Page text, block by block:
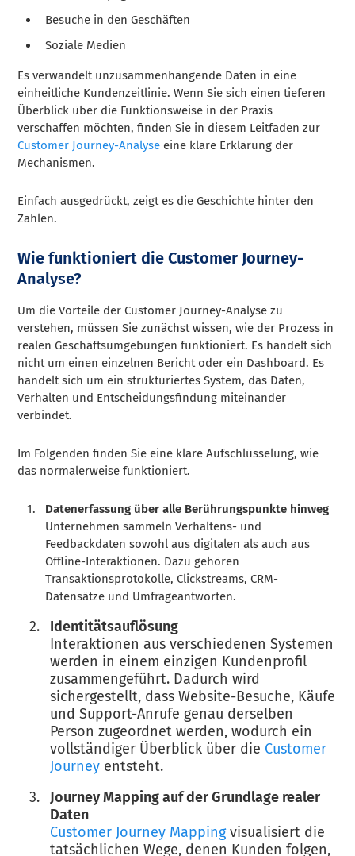
Besuche in den Geschäften
Soziale Medien
Es verwandelt unzusammenhängende Daten in eine
einheitliche Kundenzeitlinie. Wenn Sie sich einen tieferen
Überblick über die Funktionsweise in der Praxis
verschaffen möchten, finden Sie in diesem Leitfaden zur
Customer Journey-Analyse eine klare Erklärung der
Mechanismen.
Einfach ausgedrückt, zeigt es die Geschichte hinter den
Zahlen.
Wie funktioniert die Customer Journey-
Analyse?
Um die Vorteile der Customer Journey-Analyse zu
verstehen, müssen Sie zunächst wissen, wie der Prozess in
realen Geschäftsumgebungen funktioniert. Es handelt sich
nicht um einen einzelnen Bericht oder ein Dashboard. Es
handelt sich um ein strukturiertes System, das Daten,
Verhalten und Entscheidungsfindung miteinander
verbindet.
Im Folgenden finden Sie eine klare Aufschlüsselung, wie
das normalerweise funktioniert.
Datenerfassung über alle Berührungspunkte hinweg
Unternehmen sammeln Verhaltens- und
Feedbackdaten sowohl aus digitalen als auch aus
Offline-Interaktionen. Dazu gehören
Transaktionsprotokolle, Clickstreams, CRM-
Datensätze und Umfrageantworten.
Identitätsauflösung
Interaktionen aus verschiedenen Systemen
werden in einem einzigen Kundenprofil
zusammengeführt. Dadurch wird
sichergestellt, dass Website-Besuche, Käufe
und Support-Anrufe genau derselben
Person zugeordnet werden, wodurch ein
vollständiger Überblick über die Customer
Journeyentsteht.
Journey Mapping auf der Grundlage realer
Daten
Customer Journey Mappingvisualisiert die
tatsächlichen Wege, denen Kunden folgen,